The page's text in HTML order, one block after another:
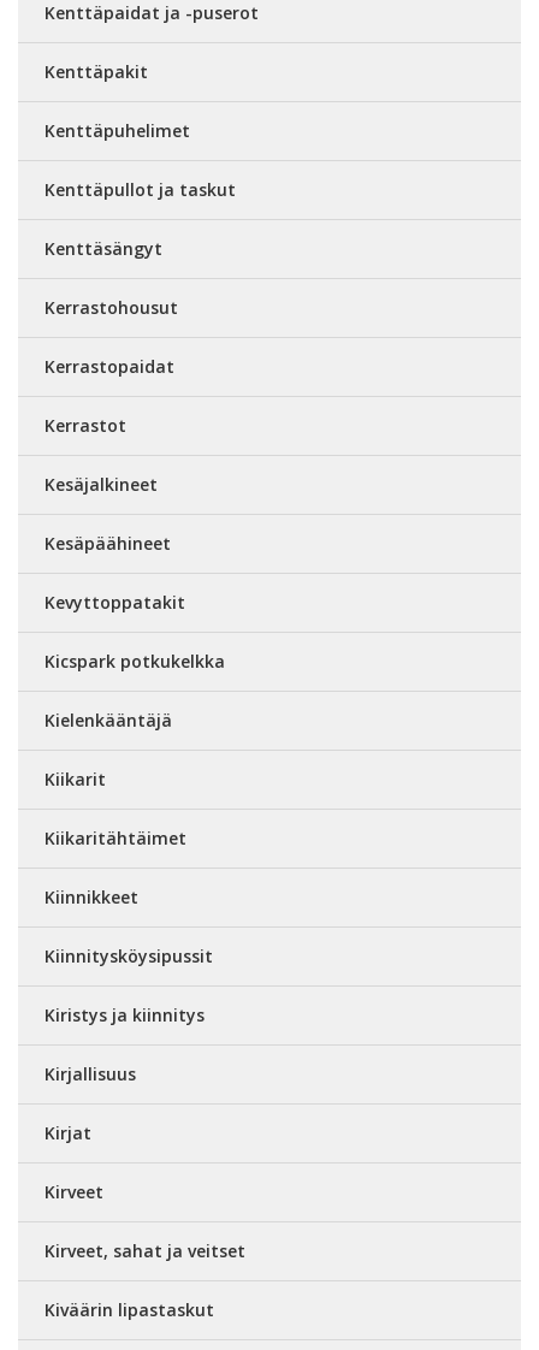
Kenttäpaidat ja -puserot
Kenttäpakit
Kenttäpuhelimet
Kenttäpullot ja taskut
Kenttäsängyt
Kerrastohousut
Kerrastopaidat
Kerrastot
Kesäjalkineet
Kesäpäähineet
Kevyttoppatakit
Kicspark potkukelkka
Kielenkääntäjä
Kiikarit
Kiikaritähtäimet
Kiinnikkeet
Kiinnitysköysipussit
Kiristys ja kiinnitys
Kirjallisuus
Kirjat
Kirveet
Kirveet, sahat ja veitset
Kiväärin lipastaskut